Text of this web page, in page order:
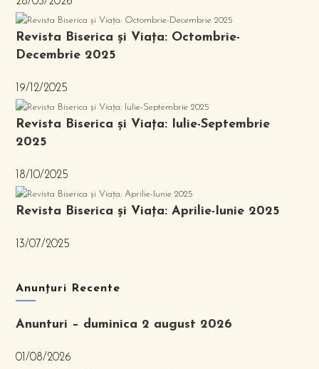
Revista Biserica și Viața: Octombrie-
Decembrie 2025
19/12/2025
Revista Biserica și Viața: Iulie-Septembrie
2025
18/10/2025
Revista Biserica și Viața: Aprilie-Iunie 2025
13/07/2025
Anunțuri Recente
Anunturi – duminica 2 august 2026
01/08/2026